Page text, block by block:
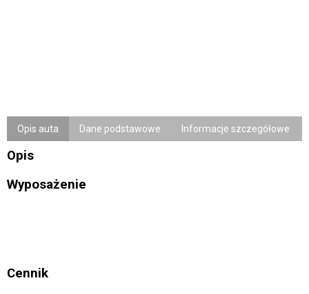
Opis auta Dane podstawowe Informacje szczegółowe
Opis
Wyposażenie
Cennik